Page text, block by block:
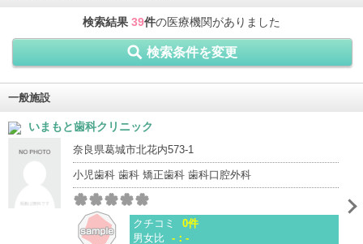
検索結果 39件の医療機関がありました
検索条件を変更
一般施設
いまもと歯科クリニック
奈良県葛城市北花内573-1
小児歯科 歯科 矯正歯科 歯科口腔外科
クチコミ
0件
男女比 -：-